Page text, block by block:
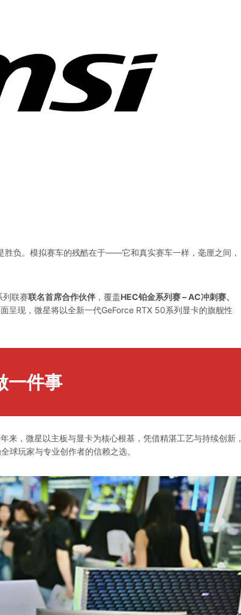
胜负。模拟赛车的残酷在于——它和真实赛车一样，毫厘之间，
列联赛联名首席合作伙伴 ，覆盖HEC铂金系列赛 – AC冲刺赛、
呈现，微星将以全新一代GeForce RTX 50系列显卡的旗舰性
一件事
，微星以主板与显卡为核心根基，凭借精湛工艺与持续创新，
球玩家与专业创作者的信赖之选。